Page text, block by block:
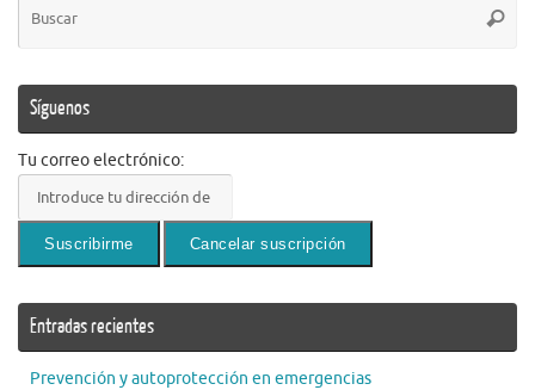
Síguenos
Tu correo electrónico:
Entradas recientes
Prevención y autoprotección en emergencias